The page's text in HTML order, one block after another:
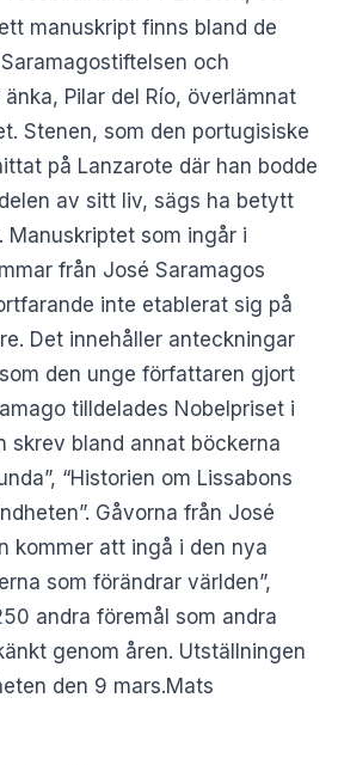
manuskript finns bland de
och
Pilar del Río, överlämnat
Stenen, som den portugisiske
på Lanzarote där han bodde
av sitt liv, sägs ha betytt
Manuskriptet som ingår i
från José Saramagos
inte etablerat sig på
Det innehåller anteckningar
den unge författaren gjort
tilldelades Nobelpriset i
skrev bland annat böckerna
“Historien om Lissabons
Gåvorna från José
kommer att ingå i den nya
som förändrar världen”,
andra föremål som andra
genom åren. Utställningen
den 9 mars.Mats